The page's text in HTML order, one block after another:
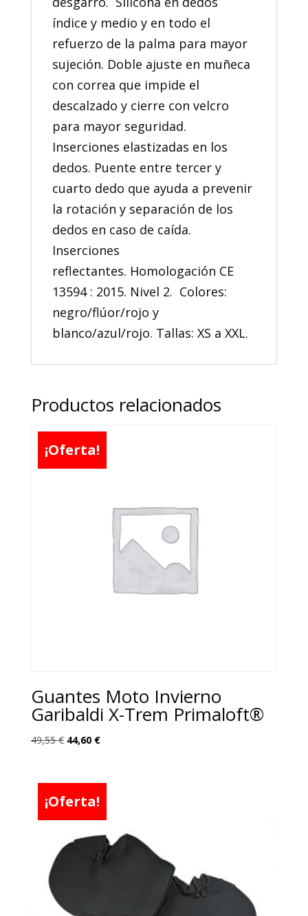
índice y medio y en todo el
refuerzo de la palma para mayor
sujeción. Doble ajuste en muñeca
con correa que impide el
descalzado y cierre con velcro
para mayor seguridad.
Inserciones elastizadas en los
dedos. Puente entre tercer y
cuarto dedo que ayuda a prevenir
la rotación y separación de los
dedos en caso de caída.
Inserciones
reflectantes. Homologación CE
13594 : 2015. Nivel 2. Colores:
negro/flúor/rojo y
blanco/azul/rojo. Tallas: XS a XXL.
Productos relacionados
¡Oferta!
Guantes Moto Invierno
Garibaldi X-Trem Primaloft®
49,55€ El
era:
49,55 €.
44,60 €El
es:
¡Oferta!